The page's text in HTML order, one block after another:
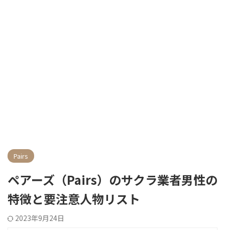
Pairs
ペアーズ（Pairs）のサクラ業者男性の
特徴と要注意人物リスト
2023年9月24日